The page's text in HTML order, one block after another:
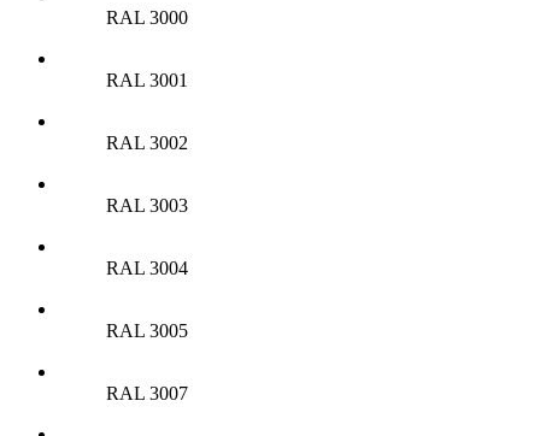
RAL 3000
RAL 3001
RAL 3002
RAL 3003
RAL 3004
RAL 3005
RAL 3007